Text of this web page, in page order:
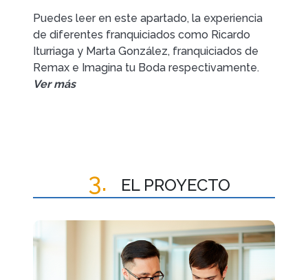
Puedes leer en este apartado, la experiencia
de diferentes franquiciados como Ricardo
Iturriaga y Marta González, franquiciados de
Remax e Imagina tu Boda respectivamente.
Ver más
3. EL PROYECTO